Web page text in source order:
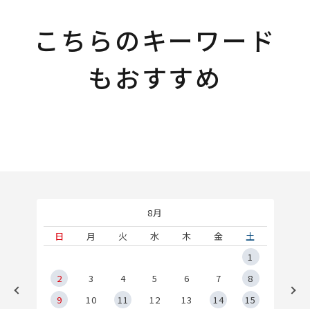
こちらのキーワード
もおすすめ
8月
日
月 火 水 木 金
土
1
2
3 4 5 6 7
8
9
10 11 12 13 14
15